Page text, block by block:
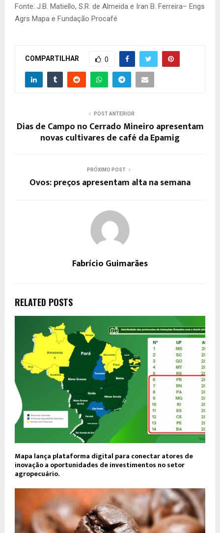
Fonte: J.B. Matiello, S.R. de Almeida e Iran B. Ferreira– Engs
Agrs Mapa e Fundação Procafé
COMPARTILHAR 0
POST ANTERIOR
Dias de Campo no Cerrado Mineiro apresentam
novas cultivares de café da Epamig
PRÓXIMO POST
Ovos: preços apresentam alta na semana
Fabrício Guimarães
RELATED POSTS
Mapa lança plataforma digital para conectar atores de
inovação a oportunidades de investimentos no setor
agropecuário.